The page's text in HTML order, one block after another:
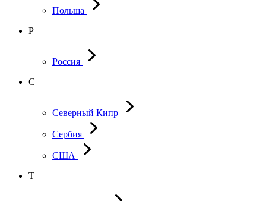
Польша
Р
Россия
С
Северный Кипр
Сербия
США
Т